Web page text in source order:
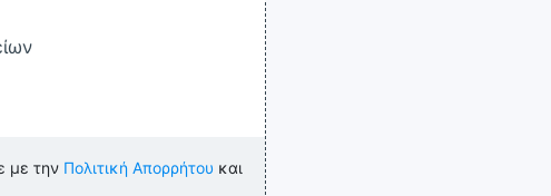
με την Πολιτική Απορρήτου και